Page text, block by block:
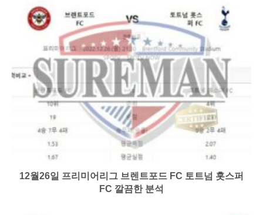
12월26일 프리미어리그 브렌트포드 FC 토트넘 홋스퍼
FC 깔끔한 분석